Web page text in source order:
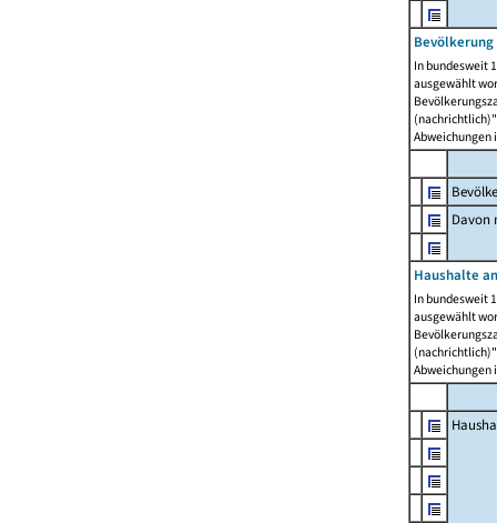
In bundesweit
ausgewählt
Abweichungen
Davon
Haushalte
In bundesweit
ausgewählt
Abweichungen